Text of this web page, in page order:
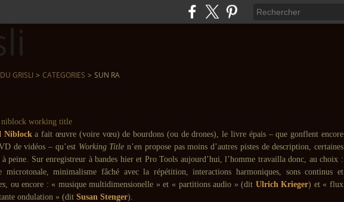
GRISLI > CATEGORIES > SUN RA
Niblock a fait œuvre (voire vœu) de bourdons (ou de drones), le livre épais – que gonflent encore
de vidéos – qu’est Working Title n’en propose pas moins d’autres pistes de description, certaines
à peine. Sur enregistreur à bandes hier et Pro Tools aujourd’hui, l’homme travailla donc, au choix :
microtonale, minimalisme fâché avec la répétition, interactions harmoniques, sons continus et
, ou encore : « musique multidimensionelle » et « partitions audio » (dit Ulrich Krieger) et « flux
ondulation » (dit Susan Stenger).